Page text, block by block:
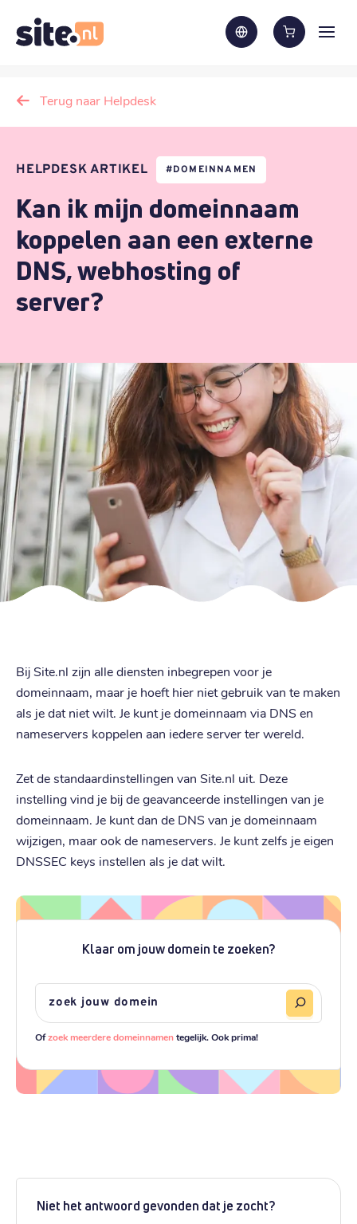
Terug naar Helpdesk
HELPDESK ARTIKEL #DOMEINNAMEN
Kan ik mijn domeinnaam
koppelen aan een externe
DNS, webhosting of
server?
Bij Site.nl zijn alle diensten inbegrepen voor je
domeinnaam, maar je hoeft hier niet gebruik van te maken
als je dat niet wilt. Je kunt je domeinnaam via DNS en
nameservers koppelen aan iedere server ter wereld.
Zet de standaardinstellingen van Site.nl uit. Deze
instelling vind je bij de geavanceerde instellingen van je
domeinnaam. Je kunt dan de DNS van je domeinnaam
wijzigen, maar ook de nameservers. Je kunt zelfs je eigen
DNSSEC keys instellen als je dat wilt.
Klaar om jouw domein te zoeken?
Ofzoek meerdere domeinnamentegelijk. Ook prima!
Niet het antwoord gevonden dat je zocht?